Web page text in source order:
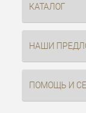
КАТАЛОГ
НАШИ
ПОМОЩЬ И